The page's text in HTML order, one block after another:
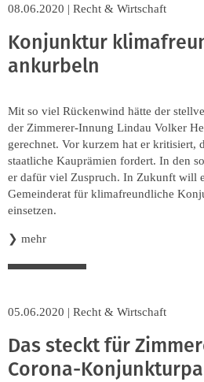
08.06.2020 | Recht & Wirtschaft
Konjunktur
ankurbeln
Mit so viel Rückenwind hätte der
der Zimmerer-Innung Lindau Volker
gerechnet. Vor kurzem hat er kritisiert,
staatliche Kauprämien fordert. In den
er dafür viel Zuspruch. In Zukunft will
Gemeinderat für klimafreundliche
einsetzen.
❯ mehr
05.06.2020 | Recht & Wirtschaft
Das steckt für
Corona-